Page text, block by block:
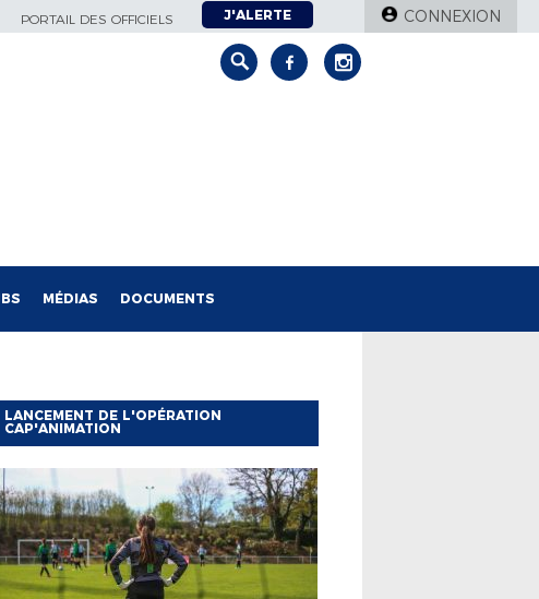
PORTAIL DES OFFICIELS J'ALERTE CONNEXION
MÉDIAS DOCUMENTS
LANCEMENT DE L'OPÉRATION
CAP'ANIMATION